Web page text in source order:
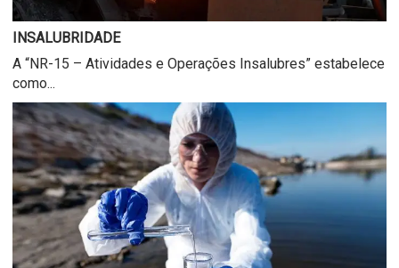
INSALUBRIDADE
A “NR-15 – Atividades e Operações Insalubres” estabelece
como...